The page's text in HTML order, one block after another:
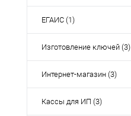
ЕГАИС (1)
Изготовление ключей (3)
Интернет-магазин (3)
Кассы для ИП (3)